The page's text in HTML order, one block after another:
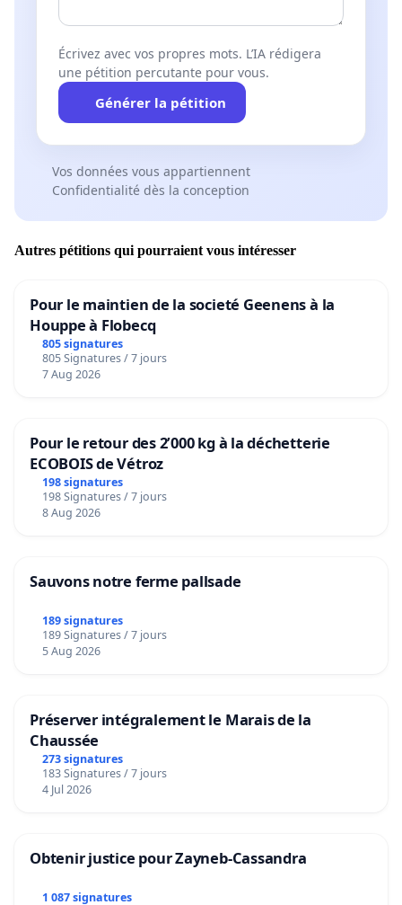
Écrivez avec vos propres mots. L’IA rédigera
une pétition percutante pour vous.
Générer la pétition
Vos données vous appartiennent
Confidentialité dès la conception
Autres pétitions qui pourraient vous intéresser
Pour le maintien de la societé Geenens à la
Houppe à Flobecq
805 signatures
805 Signatures / 7 jours
7 Aug 2026
Pour le retour des 2’000 kg à la déchetterie
ECOBOIS de Vétroz
198 signatures
198 Signatures / 7 jours
8 Aug 2026
Sauvons notre ferme pallsade
189 signatures
189 Signatures / 7 jours
5 Aug 2026
Préserver intégralement le Marais de la
Chaussée
273 signatures
183 Signatures / 7 jours
4 Jul 2026
Obtenir justice pour Zayneb-Cassandra
1 087 signatures